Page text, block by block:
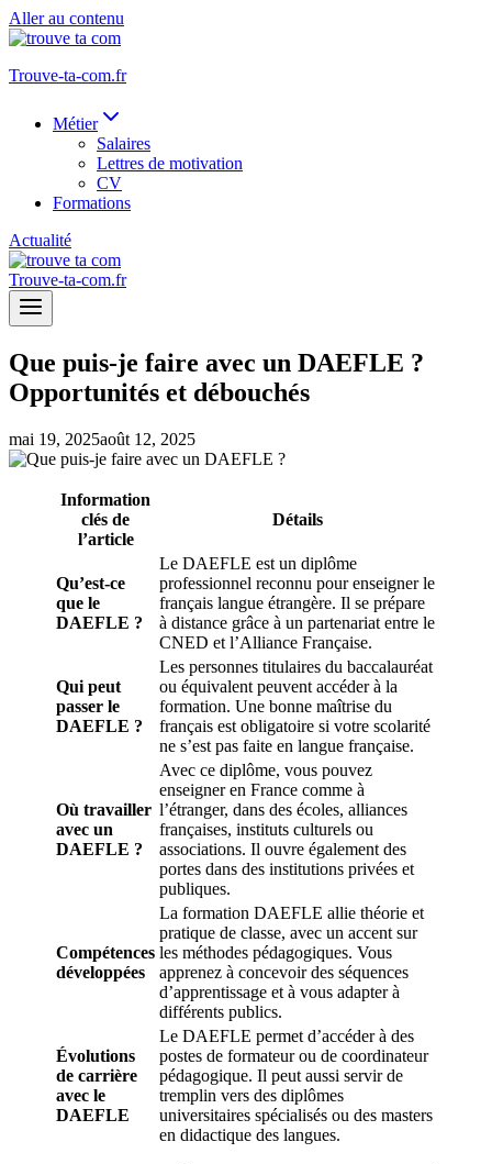
Aller au contenu
Trouve-ta-com.fr
Métier
Salaires
Lettres de motivation
CV
Formations
Actualité
Trouve-ta-com.fr
Que puis-je faire avec un DAEFLE ?
Opportunités et débouchés
mai 19, 2025août 12, 2025
Information
clés de
l’article
Détails
Qu’est-ce
que le
DAEFLE ?
Le DAEFLE est un diplôme
professionnel reconnu pour enseigner le
français langue étrangère. Il se prépare
à distance grâce à un partenariat entre le
CNED et l’Alliance Française.
Qui peut
passer le
DAEFLE ?
Les personnes titulaires du baccalauréat
ou équivalent peuvent accéder à la
formation. Une bonne maîtrise du
français est obligatoire si votre scolarité
ne s’est pas faite en langue française.
Où travailler
avec un
DAEFLE ?
Avec ce diplôme, vous pouvez
enseigner en France comme à
l’étranger, dans des écoles, alliances
françaises, instituts culturels ou
associations. Il ouvre également des
portes dans des institutions privées et
publiques.
Compétences
développées
La formation DAEFLE allie théorie et
pratique de classe, avec un accent sur
les méthodes pédagogiques. Vous
apprenez à concevoir des séquences
d’apprentissage et à vous adapter à
différents publics.
Évolutions
de carrière
avec le
DAEFLE
Le DAEFLE permet d’accéder à des
postes de formateur ou de coordinateur
pédagogique. Il peut aussi servir de
tremplin vers des diplômes
universitaires spécialisés ou des masters
en didactique des langues.